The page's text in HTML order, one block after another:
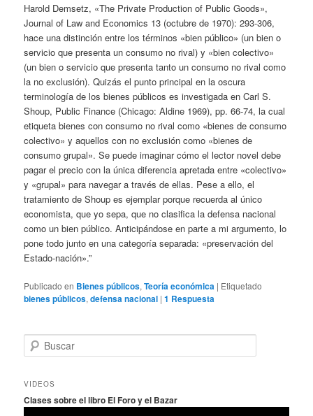
Harold Demsetz, «The Private Production of Public Goods»,
Journal of Law and Economics 13 (octubre de 1970): 293-306,
hace una distinción entre los términos «bien público» (un bien o
servicio que presenta un consumo no rival) y «bien colectivo»
(un bien o servicio que presenta tanto un consumo no rival como
la no exclusión). Quizás el punto principal en la oscura
terminología de los bienes públicos es investigada en Carl S.
Shoup, Public Finance (Chicago: Aldine 1969), pp. 66-74, la cual
etiqueta bienes con consumo no rival como «bienes de consumo
colectivo» y aquellos con no exclusión como «bienes de
consumo grupal». Se puede imaginar cómo el lector novel debe
pagar el precio con la única diferencia apretada entre «colectivo»
y «grupal» para navegar a través de ellas. Pese a ello, el
tratamiento de Shoup es ejemplar porque recuerda al único
economista, que yo sepa, que no clasifica la defensa nacional
como un bien público. Anticipándose en parte a mi argumento, lo
pone todo junto en una categoría separada: «preservación del
Estado-nación».”
Publicado en Bienes públicos,Teoría económica | Etiquetado
bienes públicos,defensa nacional |1 Respuesta
u
c
r
VIDEOS
Clases sobre el libro El Foro y el Bazar